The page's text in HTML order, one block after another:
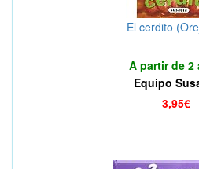
El cerdito
A partir de 2
Equipo
3,95€